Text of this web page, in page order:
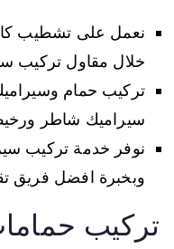
نعمل على تشطيب
خلال مقاول تركيب
تركيب حمام
سيراميك شاطر
نوفر خدمة تركيب
وبخبرة افضل فريق
تركيب